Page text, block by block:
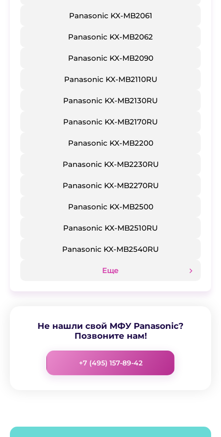
Panasonic KX-MB2061
Panasonic KX-MB2062
Panasonic KX-MB2090
Panasonic KX-MB2110RU
Panasonic KX-MB2130RU
Panasonic KX-MB2170RU
Panasonic KX-MB2200
Panasonic KX-MB2230RU
Panasonic KX-MB2270RU
Panasonic KX-MB2500
Panasonic KX-MB2510RU
Panasonic KX-MB2540RU
Еще
Не нашли свой МФУ Panasonic?
Позвоните нам!
+7 (495) 157-89-42